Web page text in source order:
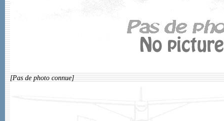
[Pas de photo connue]